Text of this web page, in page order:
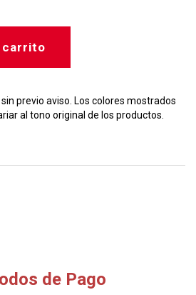
carrito
previo aviso. Los colores mostrados
al tono original de los productos.
de Pago